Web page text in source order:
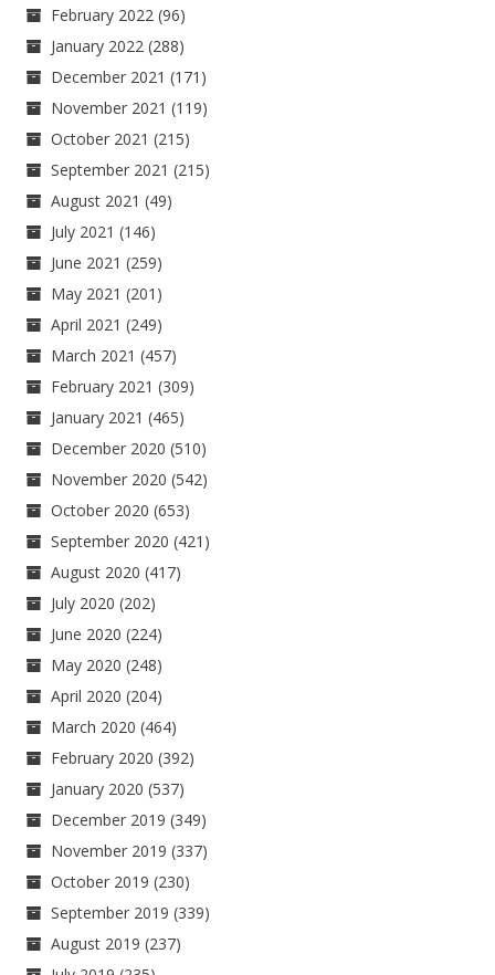
February 2022 (96)
January 2022 (288)
December 2021 (171)
November 2021 (119)
October 2021 (215)
September 2021 (215)
August 2021 (49)
July 2021 (146)
June 2021 (259)
May 2021 (201)
April 2021 (249)
March 2021 (457)
February 2021 (309)
January 2021 (465)
December 2020 (510)
November 2020 (542)
October 2020 (653)
September 2020 (421)
August 2020 (417)
July 2020 (202)
June 2020 (224)
May 2020 (248)
April 2020 (204)
March 2020 (464)
February 2020 (392)
January 2020 (537)
December 2019 (349)
November 2019 (337)
October 2019 (230)
September 2019 (339)
August 2019 (237)